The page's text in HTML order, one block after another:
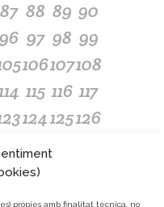
pròpies amb finalitat tècnica, no
87 88 89 90
96 97 98 99
106107108
115 116 117
124125126
132 134
142
151 152 153